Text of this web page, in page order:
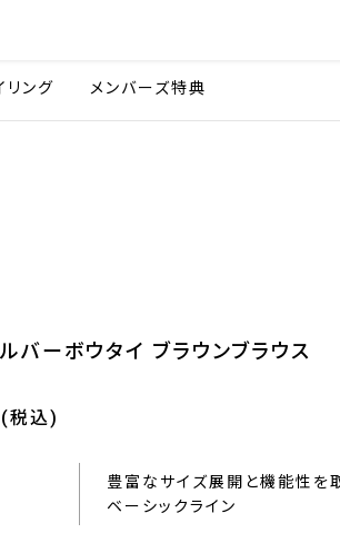
リング メンバーズ特典
バーボウタイ ブラウンブラウス
(税込)
豊富なサイズ展開と機能性を
ベーシックライン